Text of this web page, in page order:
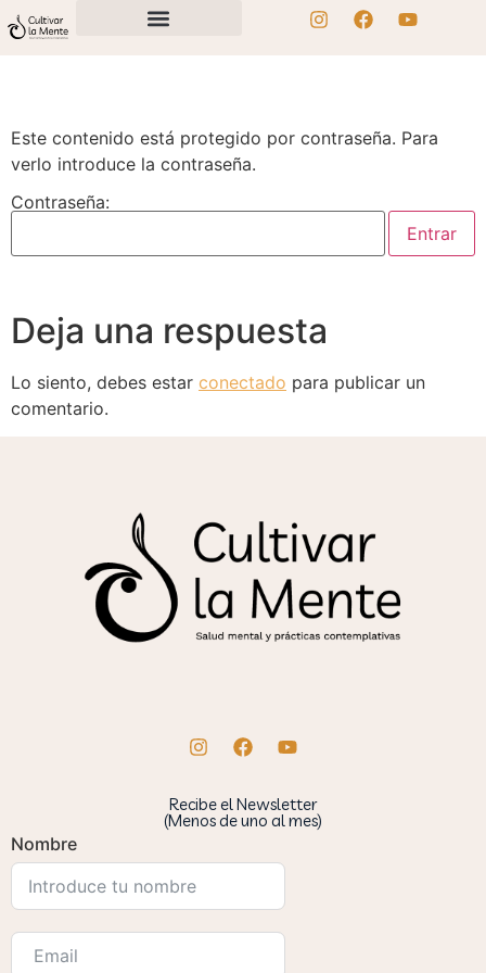
Este contenido está protegido por contraseña. Para
verlo introduce la contraseña.
Contraseña:
Deja una respuesta
Lo siento, debes estar conectado para publicar un
comentario.
Recibe el Newsletter
(Menos de uno al mes)
Nombre